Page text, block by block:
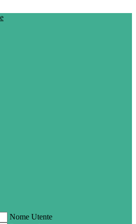
Nome Utente